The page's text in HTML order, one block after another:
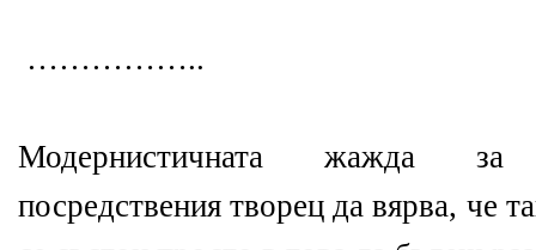
……………..
Модернистичната жажда за
посредствения творец да вярва, че